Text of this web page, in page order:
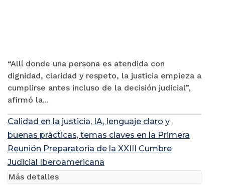
“Allí donde una persona es atendida con
dignidad, claridad y respeto, la justicia empieza a
cumplirse antes incluso de la decisión judicial”,
afirmó la...
Calidad en la justicia, IA, lenguaje claro y
buenas prácticas, temas claves en la Primera
Reunión Preparatoria de la XXIII Cumbre